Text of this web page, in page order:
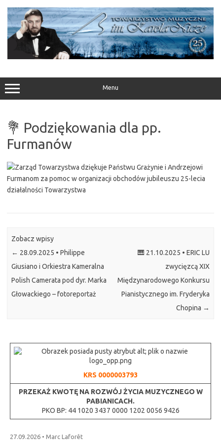
treści
Menu
💐 Podziękowania dla pp.
Furmanów
Zobacz wpisy
← 28.09.2025 • Philippe
Giusiano i Orkiestra Kameralna
Polish Camerata pod dyr. Marka
Głowackiego – fotoreportaż
🎹 21.10.2025 • ERIC LU
zwycięzcą XIX
Międzynarodowego Konkursu
Pianistycznego im. Fryderyka
Chopina →
KRS 0000003793
PRZEKAŻ KWOTĘ NA ROZWÓJ ŻYCIA MUZYCZNEGO W
PABIANICACH.
PKO BP: 44 1020 3437 0000 1202 0056 9426
27.09.2026 • Marc Laforêt